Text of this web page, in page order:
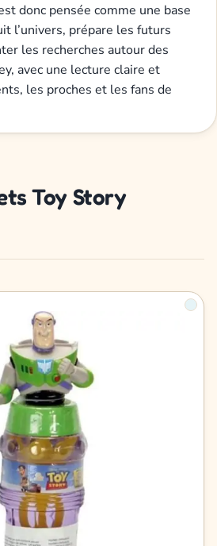
donc pensée comme une base
l’univers, prépare les futurs
les recherches autour des
avec une lecture claire et
les proches et les fans de
Toy Story